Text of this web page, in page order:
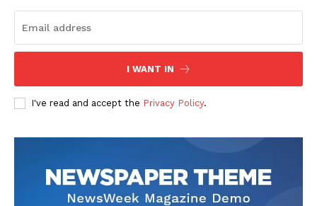
I WANT IN
I've read and accept the Privacy Policy.